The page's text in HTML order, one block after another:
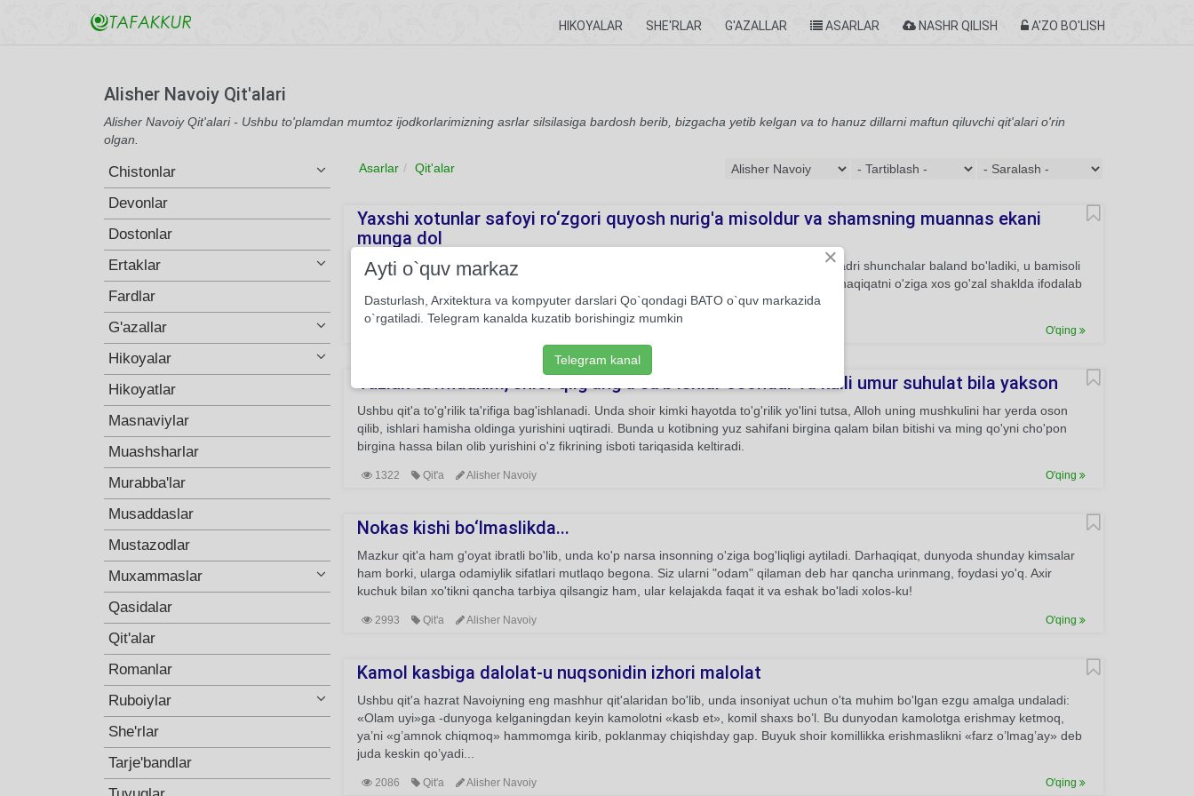
HIKOYALAR SHE'RLAR G'AZALLAR ASARLAR NASHR QILISH A'ZO BO'LISH
Alisher Navoiy Qit'alari
Alisher Navoiy Qit'alari - Ushbu to'plamdan mumtoz ijodkorlarimizning asrlar silsilasiga bardosh berib, bizgacha yetib kelgan va to hanuz dillarni maftun qiluvchi qit'alari o'rin
olgan.
Chistonlar
Devonlar
Dostonlar
Ertaklar
Fardlar
G'azallar
Hikoyalar
Hikoyatlar
Masnaviylar
Muashsharlar
Murabba'lar
Musaddaslar
Mustazodlar
Muxammaslar
Qasidalar
Qit'alar
Romanlar
Ruboiylar
She'rlar
Tarje'bandlar
Asarlar Qit'alar
Yaxshi xotunlar safoyi ro‘zgori quyosh nurig'a misoldur va shamsning muannas ekani
munga dol
Ayol - tabiatning eng go'zal xilqati. Agar u o'z xulqida ezgu fazilatlarni jamlasa, uning qadri shunchalar baland bo'ladiki, u bamisoli
quyosh singari butun olamni munavvar etib turadi. Ushbu qit'ada buyuk shoir ana shu haqiqatni o'ziga xos go'zal shaklda ifodalab
bergan.
O'qing
Tuzluk ta’rifidakim, shior qilg'ang'a sa'b ishlar osondur va kulli umur suhulat bila yakson
Ushbu qit'a to'g'rilik ta'rifiga bag'ishlanadi. Unda shoir kimki hayotda to'g'rilik yo'lini tutsa, Alloh uning mushkulini har yerda oson
qilib, ishlari hamisha oldinga yurishini uqtiradi. Bunda u kotibning yuz sahifani birgina qalam bilan bitishi va ming qo'yni cho'pon
birgina hassa bilan olib yurishini o'z fikrining isboti tariqasida keltiradi.
1322 Qit'a Alisher Navoiy O'qing
Nokas kishi bo‘lmaslikda...
Mazkur qit'a ham g'oyat ibratli bo'lib, unda ko'p narsa insonning o'ziga bog'liqligi aytiladi. Darhaqiqat, dunyoda shunday kimsalar
ham borki, ularga odamiylik sifatlari mutlaqo begona. Siz ularni "odam" qilaman deb har qancha urinmang, foydasi yo'q. Axir
kuchuk bilan xo'tikni qancha tarbiya qilsangiz ham, ular kelajakda faqat it va eshak bo'ladi xolos-ku!
2993 Qit'a Alisher Navoiy O'qing
Kamol kasbiga dalolat-u nuqsonidin izhori malolat
Ushbu qit'a hazrat Navoiyning eng mashhur qit'alaridan bo'lib, unda insoniyat uchun o'ta muhim bo'lgan ezgu amalga undaladi:
«Olam uyi»ga -dunyoga kelganingdan keyin kamolotni «kasb et», komil shaxs bo’l. Bu dunyodan kamolotga erishmay ketmoq,
ya’ni «g’amnok chiqmoq» hammomga kirib, poklanmay chiqishday gap. Buyuk shoir komillikka erishmaslikni «farz o’lmag’ay» deb
juda keskin qo’yadi...
2086 Qit'a Alisher Navoiy O'qing
×
Ayti o`quv markaz
Dasturlash, Arxitektura va kompyuter darslari Qo`qondagi BATO o`quv markazida
o`rgatiladi. Telegram kanalda kuzatib borishingiz mumkin
Telegram kanal